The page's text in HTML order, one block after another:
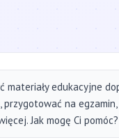
edukacyjne
na egzamin,
Jak mogę Ci pomóc?